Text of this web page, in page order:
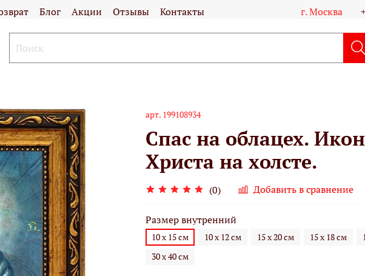
Блог Акции Отзывы Контакты г. Москва
арт. 199108934
Спас на облацех.
Христа на холсте.
(0) Добавить в сравнение
Размер внутренний
10 х 15 см 10 х 12 см 15 х 20 см 15 х 18 см
30 х 40 см